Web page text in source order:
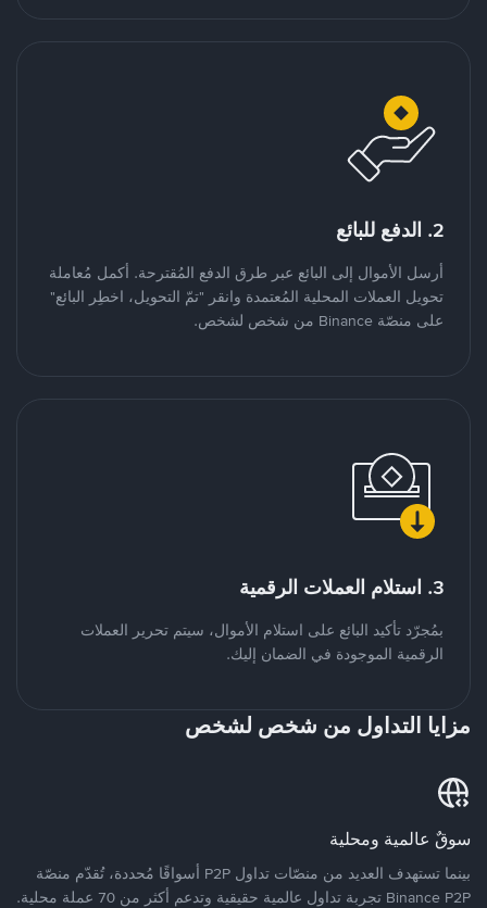
2. الدفع للبائع
أرسل الأموال إلى البائع عبر طرق الدفع المُقترحة. أكمل مُعاملة
تحويل العملات المحلية المُعتمدة وانقر "تمّ التحويل، اخطِر البائع"
على منصّة Binance من شخص لشخص.
3. استلام العملات الرقمية
بمُجرّد تأكيد البائع على استلام الأموال، سيتم تحرير العملات
الرقمية الموجودة في الضمان إليك.
مزايا التداول من شخص لشخص
سوقٌ عالمية ومحلية
بينما تستهدف العديد من منصّات تداول P2P أسواقًا مُحددة، تُقدّم منصّة
Binance P2P تجربة تداول عالمية حقيقية وتدعم أكثر من 70 عملة محلية.